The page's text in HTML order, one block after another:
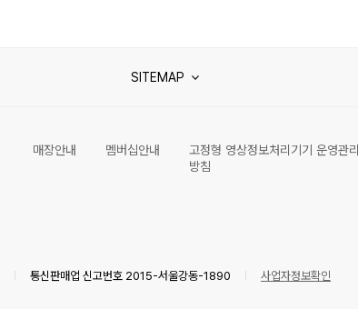
SITEMAP
매장안내 멤버십안내
고정형 영상정보처리기기 운영관리
방침
통신판매업 신고번호 2015-서울강동-1890 사업자정보확인